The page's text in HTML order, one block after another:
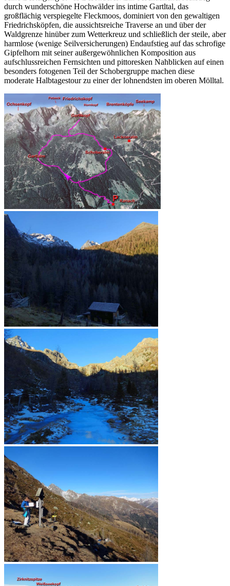
durch wunderschöne Hochwälder ins intime Gartltal, das
großflächig verspiegelte Fleckmoos, dominiert von den gewaltigen
Friedrichsköpfen, die aussichtsreiche Traverse an und über der
Waldgrenze hinüber zum Wetterkreuz und schließlich der steile, aber
harmlose (wenige Seilversicherungen) Endaufstieg auf das schrofige
Gipfelhorn mit seiner außergewöhnlichen Komposition aus
aufschlussreichen Fernsichten und pittoresken Nahblicken auf einen
besonders fotogenen Teil der Schobergruppe machen diese
moderate Halbtagestour zu einer der lohnendsten im oberen Mölltal.